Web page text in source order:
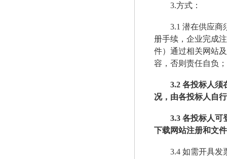
3.方式：
3.1 潜在供应商
册手续，企业完成
件）通过相关网站
容，否则责任自负
3.2 各投标人须
况，由各投标人自
3.3 各投标人可
下载网站注册和文
3.4 如需开具发